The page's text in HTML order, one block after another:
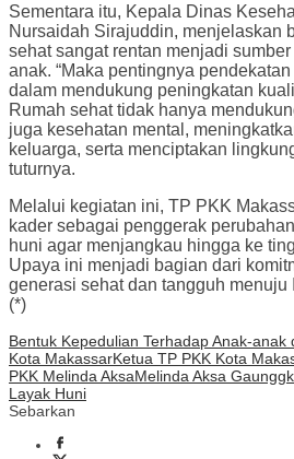
Sementara itu, Kepala Dinas
Nursaidah Sirajuddin, menjelaskan
sehat sangat rentan menjadi
anak. “Maka pentingnya
dalam mendukung peningkatan
Rumah sehat tidak hanya
juga kesehatan mental,
keluarga, serta menciptakan
tuturnya.
Melalui kegiatan ini, TP PKK
kader sebagai penggerak
huni agar menjangkau hingga ke
Upaya ini menjadi bagian dari
generasi sehat dan tangguh menuju
(*)
Bentuk Kepedulian Terhadap Anak-anak
Kota MakassarKetua TP PKK Kota
PKK Melinda AksaMelinda Aksa
Layak Huni
Sebarkan